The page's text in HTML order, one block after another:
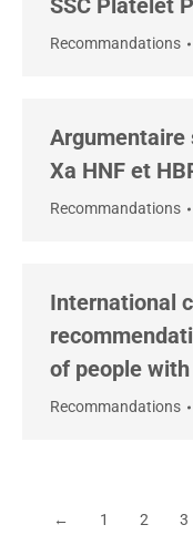
SSC Platelet
Recommandations
Argumentaire
Xa HNF et
Recommandations
International
of people
Recommandations
← 1 2 3